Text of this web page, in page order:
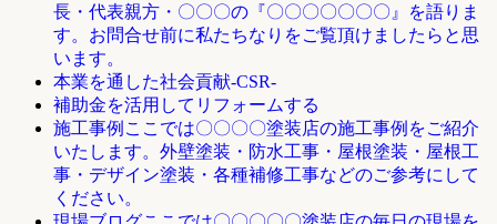
長・代表親方・〇〇〇の『〇〇〇〇〇〇〇』を語りま
す。お問合せ前に私たちなりをご覧頂けましたらと思
います。
本業を通した社会貢献-CSR-
補助金を活用してリフォームする
施工事例 ここでは〇〇〇〇塗装店の施工事例をご紹介
いたします。外壁塗装・防水工事・屋根塗装・屋根工
事・デザイン塗装・各種補修工事などのご参考にして
ください。